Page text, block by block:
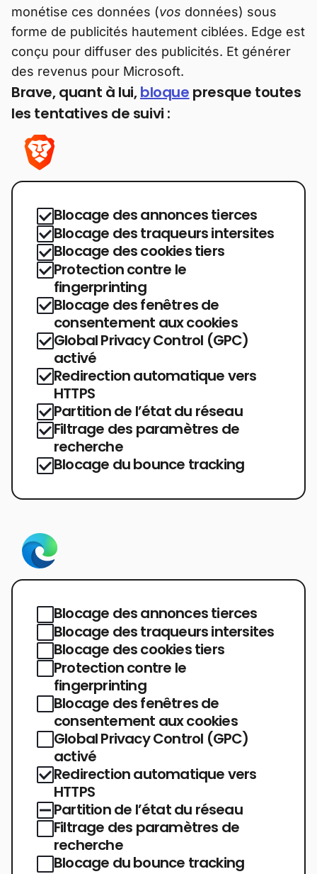
monétise ces données (vos données) sous
forme de publicités hautement ciblées. Edge est
conçu pour diffuser des publicités. Et générer
des revenus pour Microsoft.
Brave, quant à lui,bloque presque toutes
les tentatives de suivi :
Blocage des annonces tierces
Blocage des traqueurs intersites
Blocage des cookies tiers
Protection contre le
fingerprinting
Blocage des fenêtres de
consentement aux cookies
Global Privacy Control (GPC)
activé
Redirection automatique vers
HTTPS
Partition de l’état du réseau
Filtrage des paramètres de
recherche
Blocage du bounce tracking
Blocage des annonces tierces
Blocage des traqueurs intersites
Blocage des cookies tiers
Protection contre le
fingerprinting
Blocage des fenêtres de
consentement aux cookies
Global Privacy Control (GPC)
activé
Redirection automatique vers
HTTPS
Partition de l’état du réseau
Filtrage des paramètres de
recherche
Blocage du bounce tracking